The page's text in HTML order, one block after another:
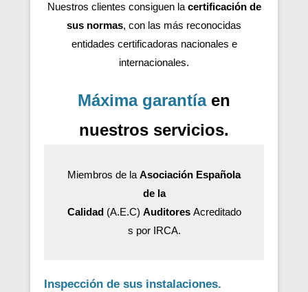
Nuestros clientes consiguen la certificación de
sus normas, con las más reconocidas
entidades certificadoras nacionales e
internacionales.
Máxima garantíaen
nuestros servicios.
Miembros de la Asociación Española
de la
Calidad(A.E.C) AuditoresAcreditado
s por IRCA.
Inspección de sus instalaciones.